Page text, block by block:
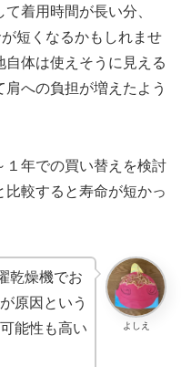
着用時間が長い分、
短くなるかもしれませ
体は使えそうに見える
への負担が増えたよう
１年での買い替えを検討
較すると寿命が短かっ
よしえ
乾燥機でお
原因という
能性も高い